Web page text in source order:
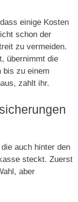
einige Kosten
schon der
zu vermeiden.
übernimmt die
bis zu einem
zahlt ihr.
auch hinter den
steckt. Zuerst
aber